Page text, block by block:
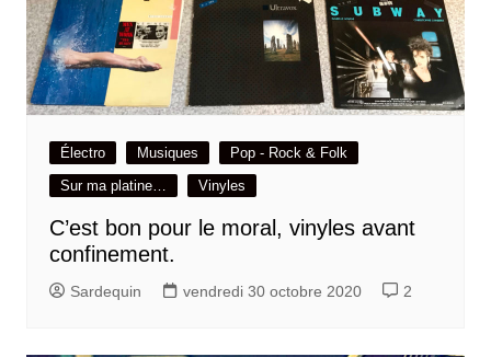
Électro Musiques
Pop - Rock & Folk
Sur ma platine…
Vinyles
C’est bon pour le moral, vinyles avant
confinement.
Sardequin vendredi 30 octobre 2020 2